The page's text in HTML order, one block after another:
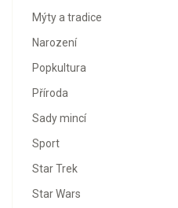
Mýty a tradice
Narození
Popkultura
Příroda
Sady mincí
Sport
Star Trek
Star Wars